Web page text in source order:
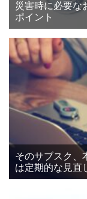
災害時に必要な
ポイント
そのサブスク、
は定期的な見直